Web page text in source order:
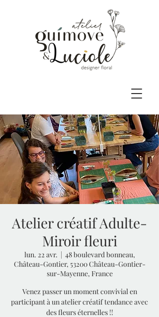
Atelier créatif Adulte-
Miroir fleuri
lun. 22 avr.
  |
48 boulevard bonneau,
Château-Gontier, 53200 Château-Gontier-
sur-Mayenne, France
Venez passer un moment convivial en
participant à un atelier créatif tendance avec
des fleurs éternelles !!